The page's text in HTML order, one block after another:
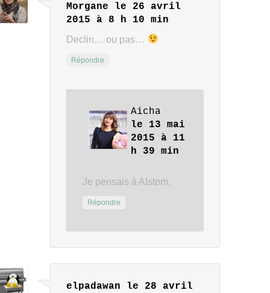
Morgane
le 26 avril
2015 à 8 h 10 min
Declin… ou pas…
Répondre
Aicha
le 13 mai
2015 à 11
h 39 min
Je pensais à Alstom.
Répondre
elpadawan
le 28 avril